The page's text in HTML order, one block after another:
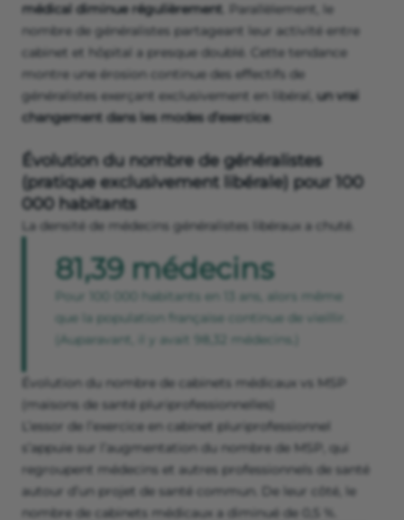
médical diminue régulièrement . Parallèlement, le
nombre de généralistes partageant leur activité entre
cabinet et hôpital a presque doublé. Cette tendance
montre une érosion continue des effectifs de
généralistes exerçant exclusivement en libéral, un vrai
changement dans les modes d’exercice.
Évolution du nombre de généralistes
(pratique exclusivement libérale) pour 100
000 habitants
La densité de médecins généralistes libéraux a chuté.
81,39 médecins
Pour 100 000 habitants en 13 ans, alors même
que la population française continue de vieillir.
(Auparavant, il y avait 98,32 médecins.)
Évolution du nombre de cabinets médicaux vs MSP
(maisons de santé pluriprofessionnelles)
L’essor de l’exercice en cabinet pluriprofessionnel
s’appuie sur l’augmentation du nombre de MSP, qui
regroupent médecins et autres professionnels de santé
autour d’un projet de santé commun. De leur côté, le
nombre de cabinets médicaux a diminué de 0,5 %.